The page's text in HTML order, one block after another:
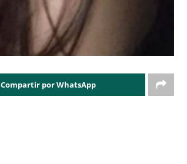
Compartir por WhatsApp